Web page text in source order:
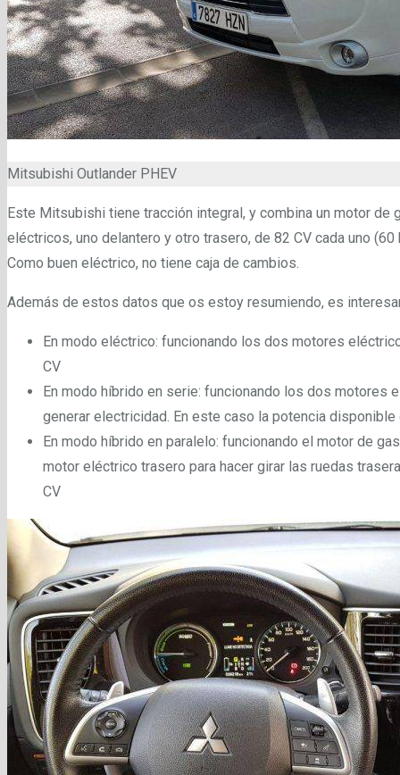
Mitsubishi Outlander PHEV
Este Mitsubishi tiene tracción integral, y combina un motor de
eléctricos, uno delantero y otro trasero, de 82 CV cada uno
Como buen eléctrico, no tiene caja de cambios.
Además de estos datos que os estoy resumiendo, es
En modo eléctrico: funcionando los dos motores
CV
En modo híbrido en serie: funcionando los dos motores
generar electricidad. En este caso la potencia disponible
En modo híbrido en paralelo: funcionando el motor de
motor eléctrico trasero para hacer girar las ruedas
CV